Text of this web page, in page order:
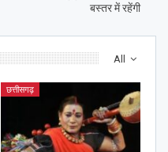
बस्तर में रहेंगी
All
छत्तीसगढ़